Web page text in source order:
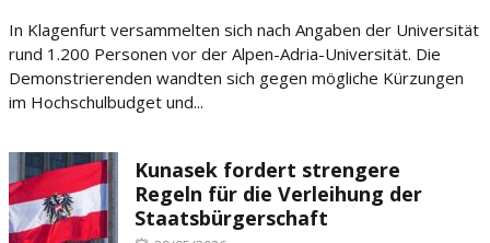
In Klagenfurt versammelten sich nach Angaben der Universität
rund 1.200 Personen vor der Alpen-Adria-Universität. Die
Demonstrierenden wandten sich gegen mögliche Kürzungen
im Hochschulbudget und...
Kunasek fordert strengere
Regeln für die Verleihung der
Staatsbürgerschaft